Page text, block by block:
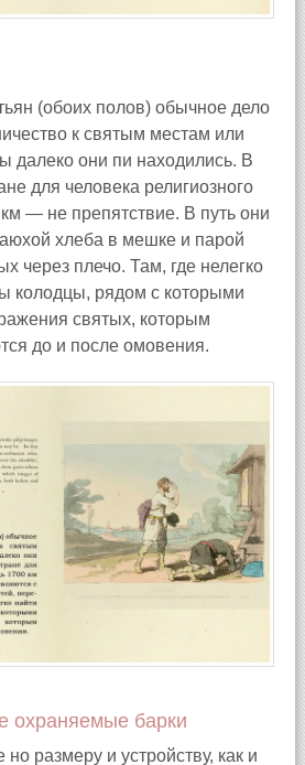
(обоих полов) обычное дело
к святым местам или
далеко они пи находились. В
для человека религиозного
— не препятствие. В путь они
хлеба в мешке и парой
через плечо. Там, где нелегко
колодцы, рядом с которыми
святых, которым
до и после омовения.
охраняемые барки
размеру и устройству, как и